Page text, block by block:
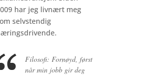
har jeg livnært meg
selvstendig
Filosofi: Fornøyd, først
når min jobb gir deg